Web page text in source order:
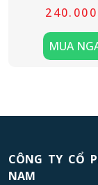
MUA
CÔNG TY CỔ
NAM